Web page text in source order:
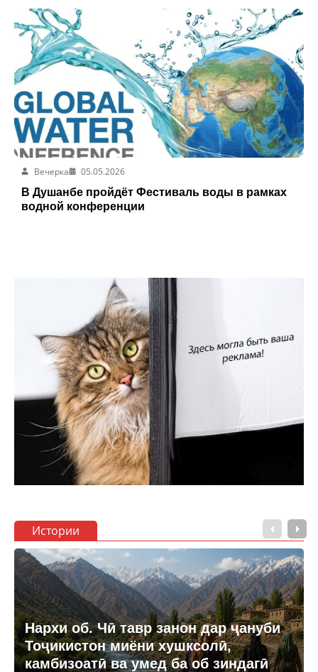
Вечерка
05.05.2026
В Душанбе пройдёт Фестиваль воды в рамках
водной конференции
Истории
Нархи об. Чӣ тавр занон дар ҷануби
Тоҷикистон миёни хушксолӣ,
камбизоатӣ ва умед ба об зиндагӣ